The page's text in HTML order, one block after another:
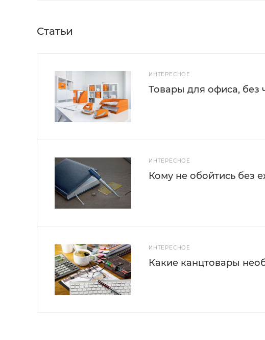
Статьи
ИНТЕРЕСНОЕ
Товары для офиса, без
ИНТЕРЕСНОЕ
Кому не обойтись без
ИНТЕРЕСНОЕ
Какие канцтовары